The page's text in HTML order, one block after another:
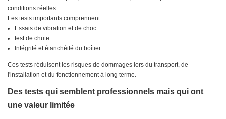
conditions réelles.
Les tests importants comprennent :
Essais de vibration et de choc
test de chute
Intégrité et étanchéité du boîtier
Ces tests réduisent les risques de dommages lors du transport, de
l'installation et du fonctionnement à long terme.
Des tests qui semblent professionnels mais qui ont
une valeur limitée